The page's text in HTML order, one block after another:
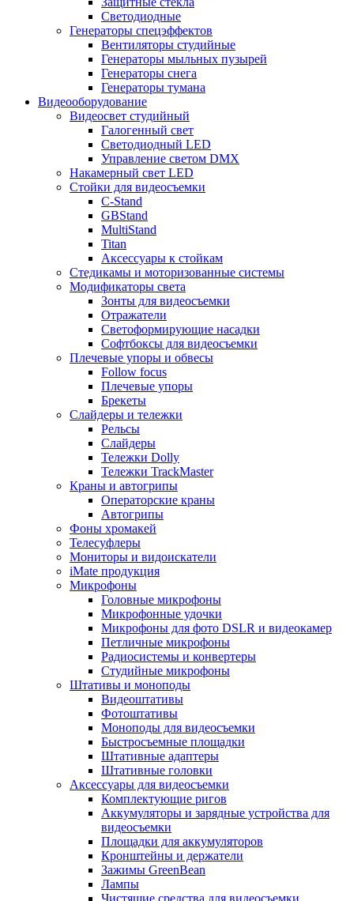
Светодиодные
Генераторы спецэффектов
Вентиляторы студийные
Генераторы мыльных пузырей
Генераторы снега
Генераторы тумана
Видеооборудование
Видеосвет студийный
Галогенный свет
Светодиодный LED
Управление светом DMX
Накамерный свет LED
Стойки для видеосъемки
C-Stand
GBStand
MultiStand
Titan
Аксессуары к стойкам
Стедикамы и моторизованные системы
Модификаторы света
Зонты для видеосъемки
Отражатели
Светоформирующие насадки
Софтбоксы для видеосъемки
Плечевые упоры и обвесы
Follow focus
Плечевые упоры
Брекеты
Слайдеры и тележки
Рельсы
Слайдеры
Тележки Dolly
Тележки TrackMaster
Краны и автогрипы
Операторские краны
Автогрипы
Фоны хромакей
Телесуфлеры
Мониторы и видоискатели
iMate продукция
Микрофоны
Головные микрофоны
Микрофонные удочки
Микрофоны для фото DSLR и видеокамер
Петличные микрофоны
Радиосистемы и конвертеры
Студийные микрофоны
Штативы и моноподы
Видеоштативы
Фотоштативы
Моноподы для видеосъемки
Быстросъемные площадки
Штативные адаптеры
Штативные головки
Аксессуары для видеосъемки
Комплектующие ригов
Аккумуляторы и зарядные устройства для
видеосъемки
Площадки для аккумуляторов
Кронштейны и держатели
Зажимы GreenBean
Лампы
Чистящие средства для видеосъемки